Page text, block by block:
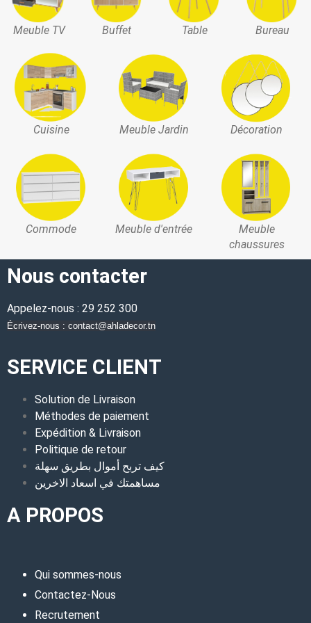
Meuble TV Buffet Table Bureau
Cuisine Meuble Jardin Décoration
Commode Meuble d'entrée
Meuble
chaussures
Nous contacter
Appelez-nous : 29 252 300
Écrivez-nous : contact@ahladecor.tn
SERVICE CLIENT
Solution de Livraison
Méthodes de paiement
Expédition & Livraison
Politique de retour
كيف تربح أموال بطريق سهلة
مساهمتك في اسعاد الاخرين
A PROPOS
Qui sommes-nous
Contactez-Nous
Recrutement